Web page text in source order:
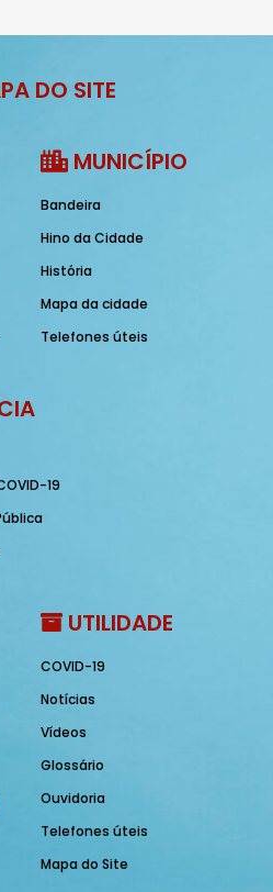
DO SITE
MUNICÍPIO
Bandeira
Hino da Cidade
História
Mapa da cidade
Telefones úteis
19
UTILIDADE
COVID-19
Notícias
Vídeos
Glossário
Ouvidoria
Telefones úteis
Mapa do Site